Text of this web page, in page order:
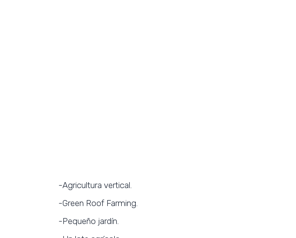
-Agricultura vertical.
-Green Roof Farming.
-Pequeño jardín.